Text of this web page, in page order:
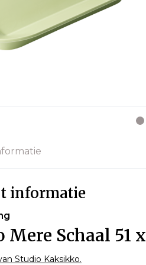
informatie
Schaal 51
Studio Kaksikko.